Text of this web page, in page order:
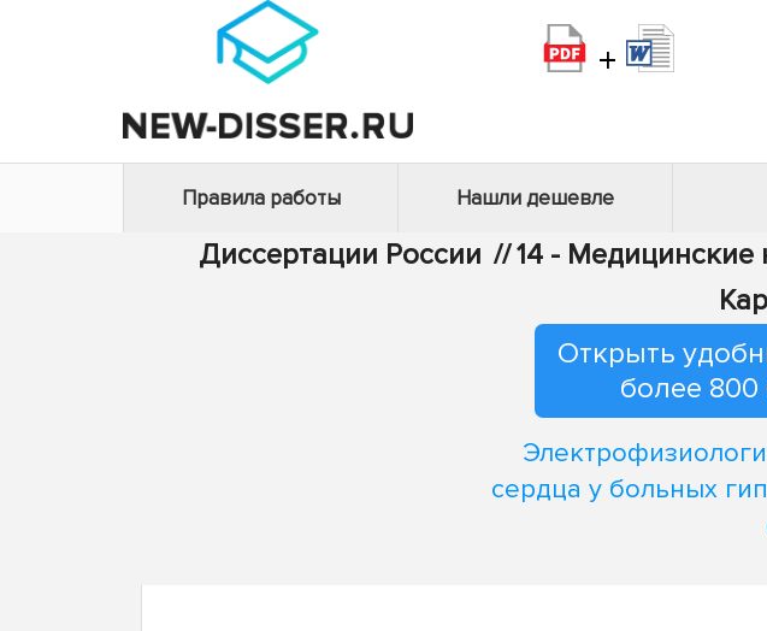
+
Правила работы Нашли дешевле
Диссертации России //14 - Медицинские
Открыть
более 800
сердца у больных